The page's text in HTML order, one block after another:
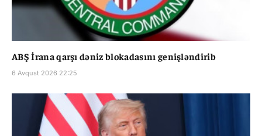
ABŞ İrana qarşı dəniz blokadasını genişləndirib
6 Avqust 2026 22:25